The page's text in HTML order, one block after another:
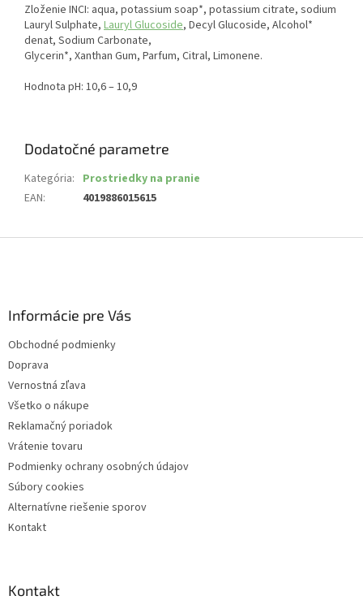
Zloženie INCI: aqua, potassium soap*, potassium citrate, sodium
Lauryl Sulphate, Lauryl Glucoside, Decyl Glucoside, Alcohol*
denat, Sodium Carbonate,
Glycerin*, Xanthan Gum, Parfum, Citral, Limonene.
Hodnota pH: 10,6 – 10,9
Dodatočné parametre
Kategória: Prostriedky na pranie
EAN: 4019886015615
Informácie pre Vás
Obchodné podmienky
Doprava
Vernostná zľava
Všetko o nákupe
Reklamačný poriadok
Vrátenie tovaru
Podmienky ochrany osobných údajov
Súbory cookies
Alternatívne riešenie sporov
Kontakt
Kontakt